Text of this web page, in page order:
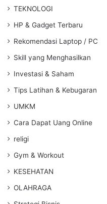
TEKNOLOGI
HP & Gadget Terbaru
Rekomendasi Laptop / PC
Skill yang Menghasilkan
Investasi & Saham
Tips Latihan & Kebugaran
UMKM
Cara Dapat Uang Online
religi
Gym & Workout
KESEHATAN
OLAHRAGA